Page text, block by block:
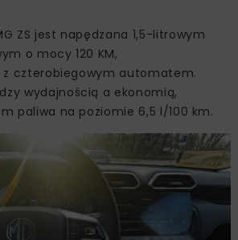
ZS jest napędzana 1,5-litrowym
o mocy 120 KM,
z czterobiegowym automatem.
wydajnością a ekonomią,
paliwa na poziomie 6,5 l/100 km.